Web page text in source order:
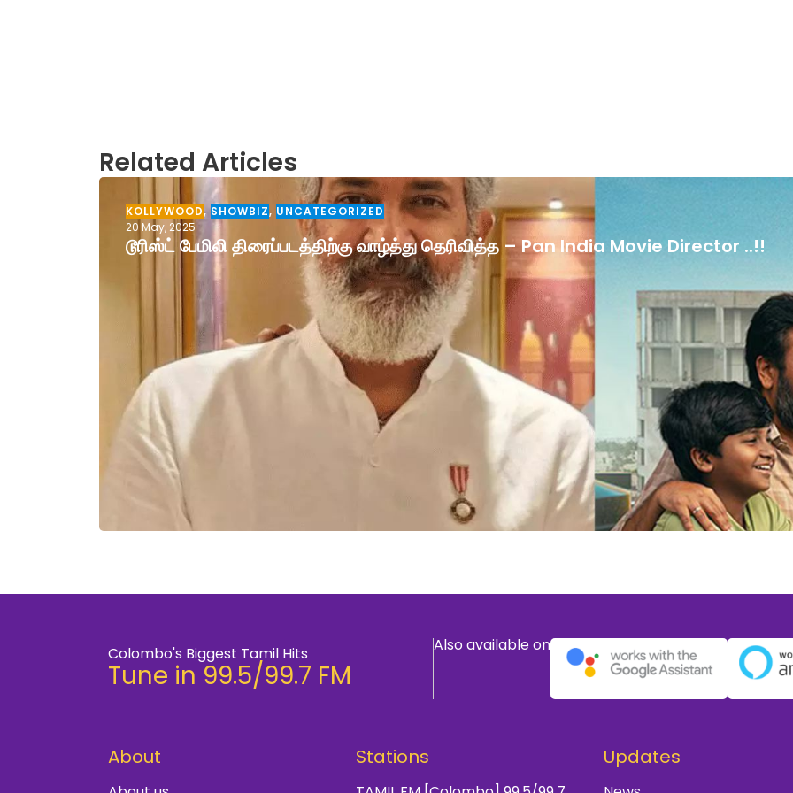
Related Articles
KOLLYWOOD,SHOWBIZ, UNCATEGORIZED
20 May, 2025
டூரிஸ்ட் பேமிலி திரைப்படத்திற்கு வாழ்த்து தெரிவித்த – Pan India Movie Director ..!!
Colombo's Biggest Tamil Hits
Tune in 99.5/99.7 FM
Also available on
About Stations Updates